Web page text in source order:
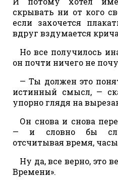
скрывать ни от кого
если захочется
вдруг вздумается
Но все получилось
он почти ничего не
— Ты должен это
истинный смысл, —
упорно глядя на
Он снова и снова
— и словно бы
отсчитывая время,
Ну да, все верно, это
Времени».